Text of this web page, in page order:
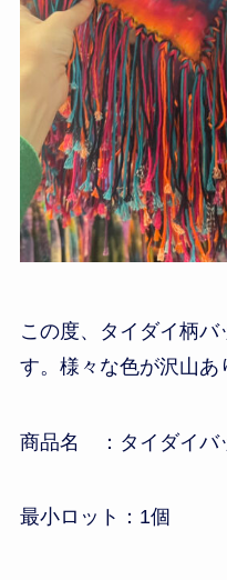
この度、 タイダイ柄バ
す。様々な色が沢山あ
商品名 ：タイダイバ
最小ロット：1個